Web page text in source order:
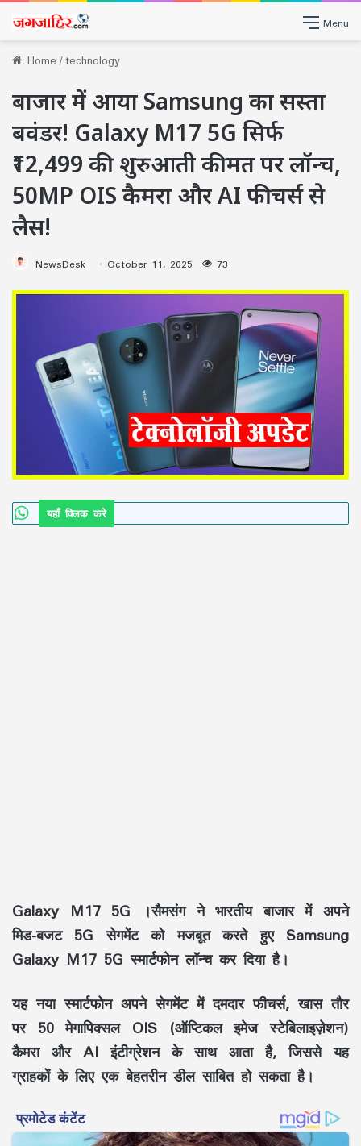
Menu
Home/technology
बाजार में आया Samsung का सस्ता
बवंडर! Galaxy M17 5G सिर्फ
₹12,499 की शुरुआती कीमत पर लॉन्च,
50MP OIS कैमरा और AI फीचर्स से
लैस!
NewsDesk October 11, 2025 73
यहाँ क्लिक करे
Galaxy M17 5G ।सैमसंग ने भारतीय बाजार में अपने
मिड-बजट 5G सेगमेंट को मजबूत करते हुए Samsung
Galaxy M17 5G स्मार्टफोन लॉन्च कर दिया है।
यह नया स्मार्टफोन अपने सेगमेंट में दमदार फीचर्स, खास तौर
पर 50 मेगापिक्सल OIS (ऑप्टिकल इमेज स्टेबिलाइज़ेशन)
कैमरा और AI इंटीग्रेशन के साथ आता है, जिससे यह
ग्राहकों के लिए एक बेहतरीन डील साबित हो सकता है।